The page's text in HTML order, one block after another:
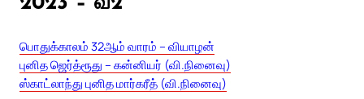
பொதுக்காலம் 32ஆம் வாரம் – வியாழன்
புனித ஜெர்த்ரூது – கன்னியர் (வி.நினைவு)
ஸ்காட்லாந்து புனித மார்கரீத் (வி.நினைவு)